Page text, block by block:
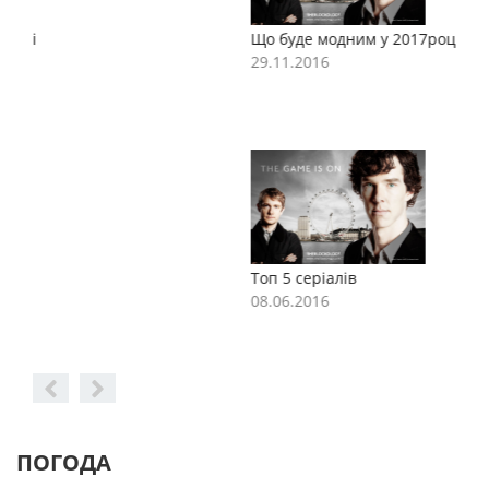
Що буде модним у 2017році
ПОГОДА